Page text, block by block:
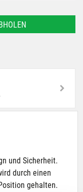
und Sicherheit.
durch einen
gehalten.